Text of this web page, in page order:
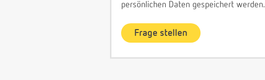
persönlichen Daten gespeichert werden.